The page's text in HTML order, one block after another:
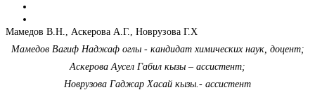
Мамедов В.Н., Аскерова А.Г., Новрузова Г.Х
Мамедов Вагиф Наджаф оглы - кандидат химических наук, доцент;
Аскерова Аусел Габил кызы – ассистент;
Новрузова Гаджар Хасай кызы.- ассистент